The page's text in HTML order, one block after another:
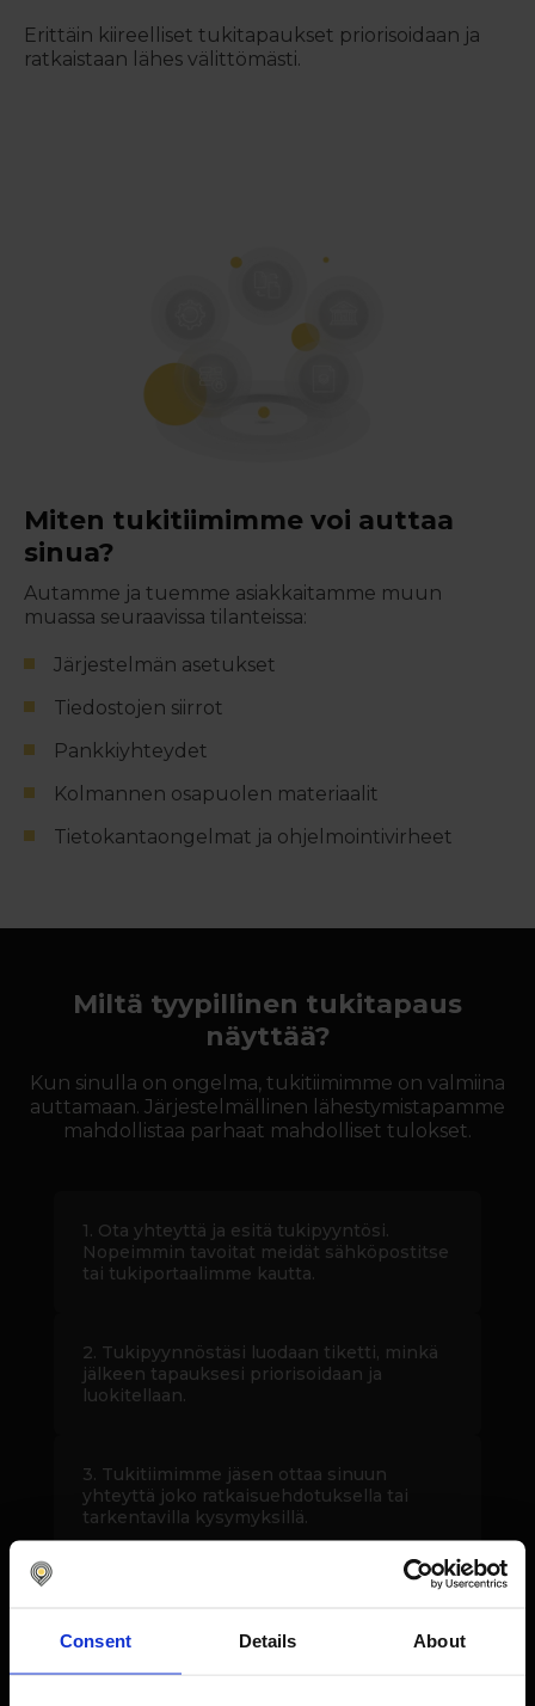
Consent Details About
Erittäin kiireelliset tukitapaukset priorisoidaan ja
ratkaistaan lähes välittömästi.
Miten tukitiimimme voi auttaa
sinua?
Autamme ja tuemme asiakkaitamme muun
muassa seuraavissa tilanteissa:
Järjestelmän asetukset
Tiedostojen siirrot
Pankkiyhteydet
Kolmannen osapuolen materiaalit
Tietokantaongelmat ja ohjelmointivirheet
Miltä tyypillinen tukitapaus
näyttää?
Kun sinulla on ongelma, tukitiimimme on valmiina
auttamaan. Järjestelmällinen lähestymistapamme
mahdollistaa parhaat mahdolliset tulokset.
1. Ota yhteyttä ja esitä tukipyyntösi.
Nopeimmin tavoitat meidät sähköpostitse
tai tukiportaalimme kautta.
2. Tukipyynnöstäsi luodaan tiketti, minkä
jälkeen tapauksesi priorisoidaan ja
luokitellaan.
3. Tukitiimimme jäsen ottaa sinuun
yhteyttä joko ratkaisuehdotuksella tai
tarkentavilla kysymyksillä.
4. Tukitiimimme varmistaa, että tapauksesi
kartalla prosessin etenemisestä.